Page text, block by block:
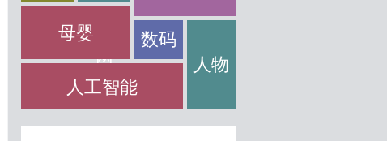
网
母婴
数码
人物
人工智能